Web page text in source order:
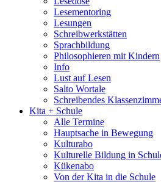
Lesementoring
Lesungen
Schreibwerkstätten
Sprachbildung
Philosophieren mit Kindern
Info
Lust auf Lesen
Salto Wortale
Schreibendes
Kita + Schule
Alle Termine
Hauptsache in Bewegung
Kulturabo
Kulturelle Bildung in
Kükenabo
Von der Kita in die Schule